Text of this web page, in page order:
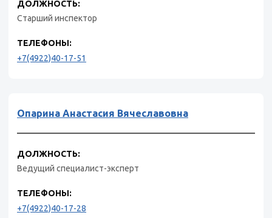
ДОЛЖНОСТЬ:
Старший инспектор
ТЕЛЕФОНЫ:
+7(4922)40-17-51
Опарина Анастасия Вячеславовна
ДОЛЖНОСТЬ:
Ведущий специалист-эксперт
ТЕЛЕФОНЫ:
+7(4922)40-17-28